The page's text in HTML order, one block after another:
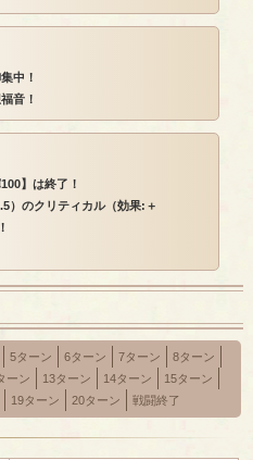
中！
音！
】は終了！
）のクリティカル（効果:＋
5ターン 6ターン 7ターン
8ターン
ーン 13ターン 14ターン
15ターン
19ターン 20ターン 戦闘終了